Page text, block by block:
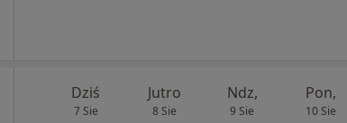
Dziś
7 Sie
Jutro
8 Sie
Ndz,
9 Sie
Pon,
10 Sie